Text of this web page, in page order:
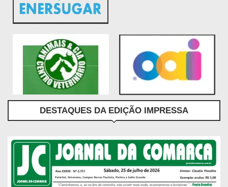
DESTAQUES DA EDIÇÃO IMPRESSA